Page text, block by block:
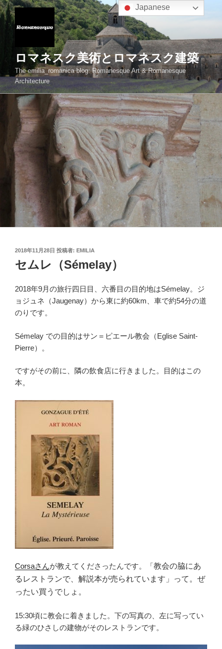
コ
ン
ス
キ
ロマネスク美術とロマネスク建築
The emilia_romanica blog: Romanesque Art & Romanesque
Architecture
投
稿
日:
2018年11月28日 投稿者: EMILIA
セムレ（Sémelay）
2018年9月の旅行四日目、六番目の目的地はSémelay。ジ
ョジュネ（Jaugenay）から東に約60km、車で約54分の道
のりです。
Sémelay での目的はサン＝ピエール教会（Eglise Saint-
Pierre）。
ですがその前に、隣の飲食店に行きました。目的はこの
本。
Corsaさんが教えてくださったんです。「教会の脇にあ
るレストランで、解説本が売られています」って。ぜ
ったい買うでしょ。
15:30頃に教会に着きました。下の写真の、左に写ってい
る緑のひさしの建物がそのレストランです。
Japanese